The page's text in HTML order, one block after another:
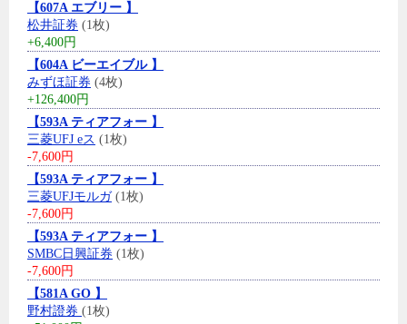
【607A エブリー 】
松井証券 (1枚)
+6,400円
【604A ビーエイブル 】
みずほ証券 (4枚)
+126,400円
【593A ティアフォー 】
三菱UFJ eス (1枚)
-7,600円
【593A ティアフォー 】
三菱UFJモルガ(1枚)
-7,600円
【593A ティアフォー 】
SMBC日興証券 (1枚)
-7,600円
【581A GO 】
野村證券 (1枚)